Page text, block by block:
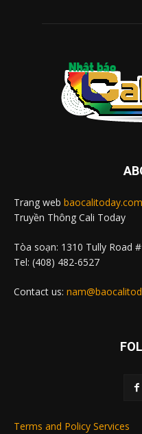
Trang web baocalitoday.com
Truyền Thông Cali Today
Tòa soạn: 1310 Tully Road
Tel: (408) 482-6527
Contact us:
Terms and Policy Services